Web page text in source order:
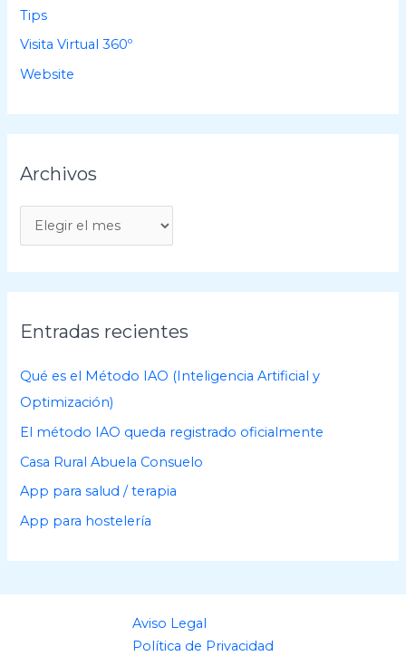
Tips
Visita Virtual 360º
Website
Archivos
r
c
h
i
o
s
Entradas recientes
Qué es el Método IAO (Inteligencia Artificial y
Optimización)
El método IAO queda registrado oficialmente
Casa Rural Abuela Consuelo
App para salud / terapia
App para hostelería
Aviso Legal
Política de Privacidad